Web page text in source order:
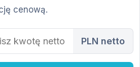
cenową.
PLN netto